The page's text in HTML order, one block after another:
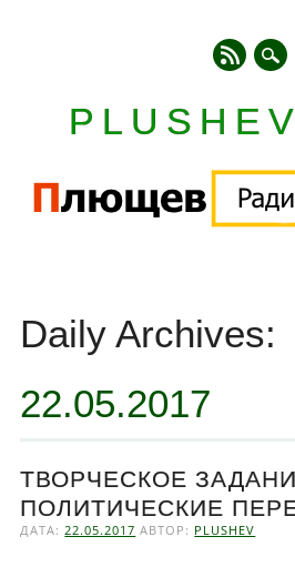
content
Daily Archives:
22.05.2017
ТВОРЧЕСКОЕ
ПОЛИТИЧЕСКИЕ
ДАТА:22.05.2017 АВТОР: PLUSHEV